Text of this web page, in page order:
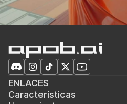
ENLACES
Características